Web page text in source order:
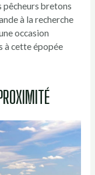
pêcheurs bretons
à la recherche
occasion
à cette épopée